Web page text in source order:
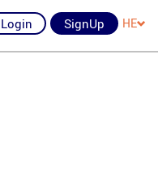
Login SignUp HE